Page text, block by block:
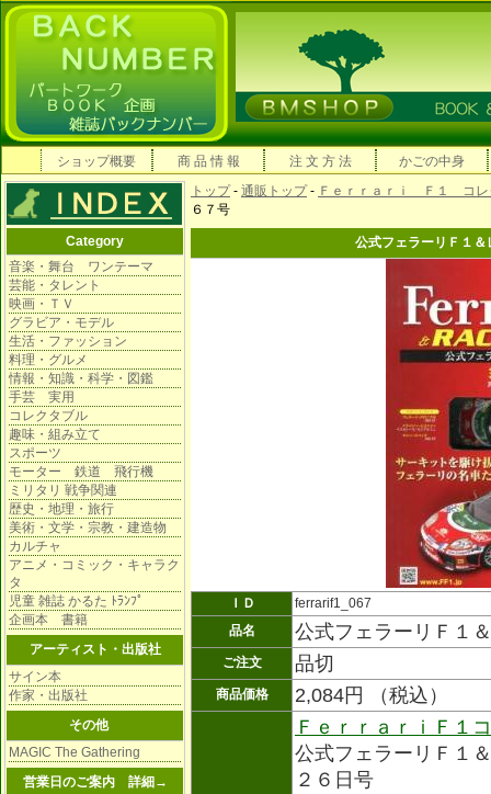
ショップ概要 商 品 情 報 注 文 方 法 かごの中身
Category
音楽・舞台 ワンテーマ
芸能・タレント
映画・ＴＶ
グラビア・モデル
生活・ファッション
料理・グルメ
情報・知識・科学・図鑑
手芸 実用
コレクタブル
趣味・組み立て
スポーツ
モーター 鉄道 飛行機
ミリタリ 戦争関連
歴史・地理・旅行
美術・文学・宗教・建造物
カルチャ
アニメ・コミック・キャラク
タ
児童 雑誌 かるた ﾄﾗﾝﾌﾟ
企画本 書籍
アーティスト・出版社
サイン本
作家・出版社
その他
MAGIC The Gathering
営業日のご案内 詳細→
トップ- 通販トップ- Ｆｅｒｒａｒｉ Ｆ１ コレ
６７号
公式フェラーリＦ１
ＩＤ
ferrarif1_067
品名
公式フェラーリＦ１
ご注文 品切
商品価格 2,084円 （税込）
ＦｅｒｒａｒｉＦ１
公式フェラーリＦ１
２６日号